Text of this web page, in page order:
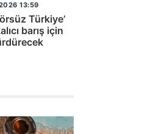
13:59
Türkiye’
barış için